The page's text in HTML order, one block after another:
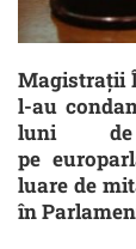
Magistrații
l-au
luni de
pe
luare de
în